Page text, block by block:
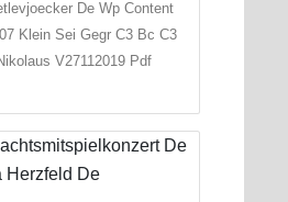
De Wp Content
Klein Sei Gegr C3 Bc C3
V27112019 Pdf